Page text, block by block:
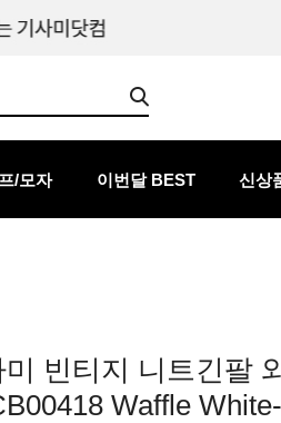
/모자 이번달 BEST 신상
미 빈티지 니트긴팔
Waffle